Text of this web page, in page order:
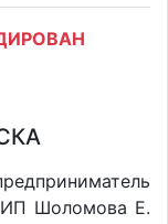
Шоломова Е.